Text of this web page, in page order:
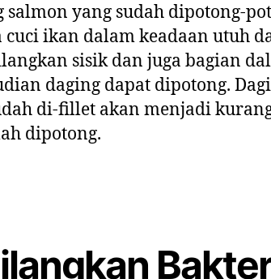
salmon yang sudah dipotong-
cuci ikan dalam keadaan utuh
sisik dan juga bagian
daging dapat dipotong.
di-fillet akan menjadi
dipotong.